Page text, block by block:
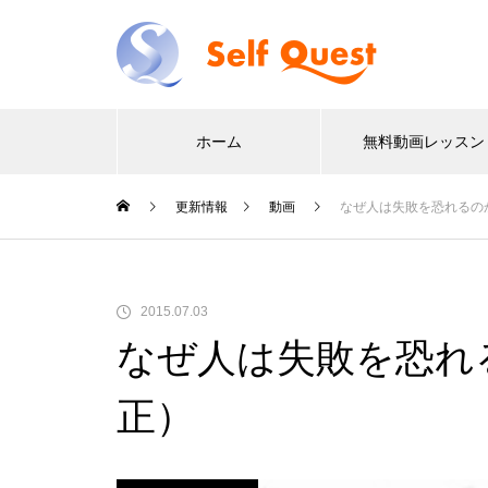
ホーム 無料動画レッスン
更新情報 動画 なぜ人は失敗を恐れる
2015.07.03
なぜ人は失敗を恐
正）